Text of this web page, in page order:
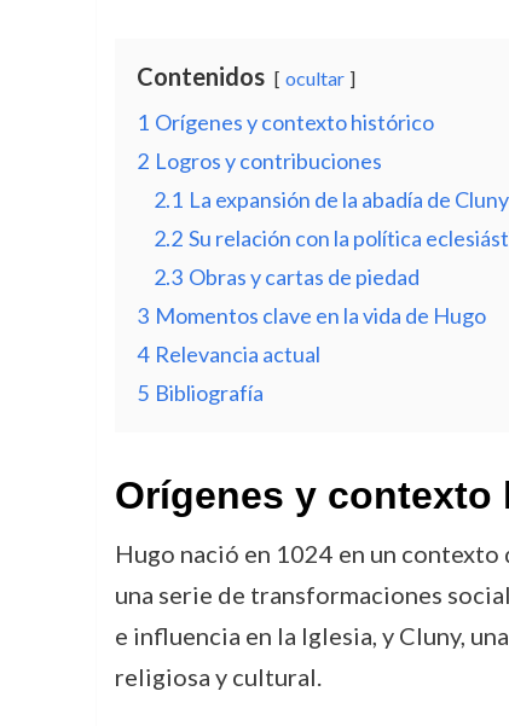
Contenidos ocultar
1 Orígenes y contexto histórico
2 Logros y contribuciones
2.1 La expansión de la abadía de Cluny
2.2 Su relación con la política
2.3 Obras y cartas de piedad
3 Momentos clave en la vida de Hugo
4 Relevancia actual
5 Bibliografía
Orígenes y contexto
Hugo nació en 1024 en un contexto
una serie de transformaciones
e influencia en la Iglesia, y Cluny,
religiosa y cultural.